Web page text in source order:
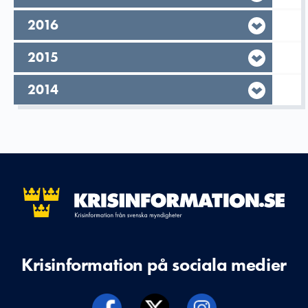
År,
2016
År,
2015
År,
2014
Krisinformation på sociala medier